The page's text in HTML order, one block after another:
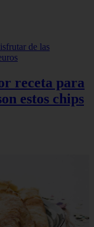
receta para
estos chips